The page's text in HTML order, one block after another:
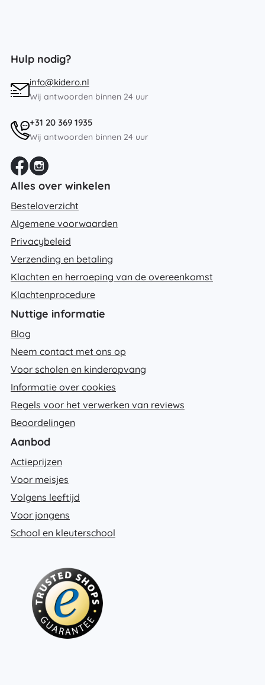
Hulp nodig?
info@kidero.nl
Wij antwoorden binnen 24 uur
+31 20 369 1935
Wij antwoorden binnen 24 uur
Alles over winkelen
Besteloverzicht
Algemene voorwaarden
Privacybeleid
Verzending en betaling
Klachten en herroeping van de overeenkomst
Klachtenprocedure
Nuttige informatie
Blog
Neem contact met ons op
Voor scholen en kinderopvang
Informatie over cookies
Regels voor het verwerken van reviews
Beoordelingen
Aanbod
Actieprijzen
Voor meisjes
Volgens leeftijd
Voor jongens
School en kleuterschool